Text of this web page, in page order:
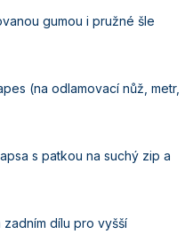
gumou i pružné šle
(na odlamovací nůž, metr,
s patkou na suchý zip a
dílu pro vyšší